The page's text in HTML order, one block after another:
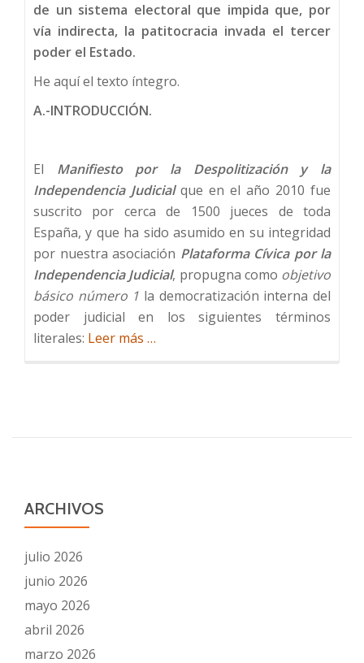
de un sistema electoral que impida que, por
vía indirecta, la patitocracia invada el tercer
poder el Estado.
He aquí el texto íntegro.
A.-INTRODUCCIÓN.
El Manifiesto por la Despolitización y la
Independencia Judicialque en el año 2010 fue
suscrito por cerca de 1500 jueces de toda
España, y que ha sido asumido en su integridad
por nuestra asociación Plataforma Cívica por la
Independencia Judicial, propugna como objetivo
básico número 1 la democratización interna del
poder judicial en los siguientes términos
literales: Leer más Acerca
Poder
…
ARCHIVOS
julio 2026
junio 2026
mayo 2026
abril 2026
marzo 2026